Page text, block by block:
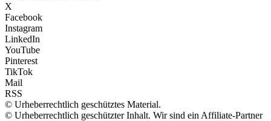
X
Facebook
Instagram
LinkedIn
YouTube
Pinterest
TikTok
Mail
RSS
© Urheberrechtlich geschütztes Material.
© Urheberrechtlich geschützter Inhalt. Wir sind ein Affiliate-Partner